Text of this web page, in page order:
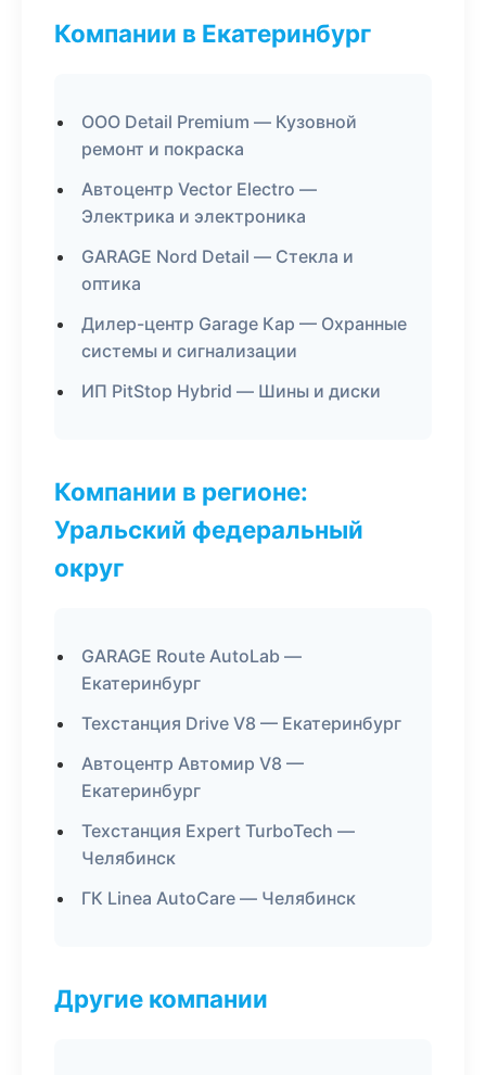
Компании в Екатеринбург
ООО Detail Premium — Кузовной
ремонт и покраска
Автоцентр Vector Electro —
Электрика и электроника
GARAGE Nord Detail — Стекла и
оптика
Дилер-центр Garage Кар — Охранные
системы и сигнализации
ИП PitStop Hybrid — Шины и диски
Компании в регионе:
Уральский федеральный
округ
GARAGE Route AutoLab —
Екатеринбург
Техстанция Drive V8 — Екатеринбург
Автоцентр Автомир V8 —
Екатеринбург
Техстанция Expert TurboTech —
Челябинск
ГК Linea AutoCare — Челябинск
Другие компании